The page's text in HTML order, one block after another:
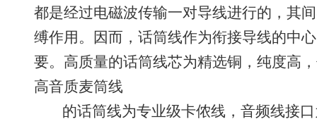
都是经过电磁波传输一对导线进行的，其
缚作用。因而，话筒线作为衔接导线的中
要。高质量的话筒线芯为精选铜，纯度高
高音质麦筒线
的话筒线为专业级卡侬线，音频线接口